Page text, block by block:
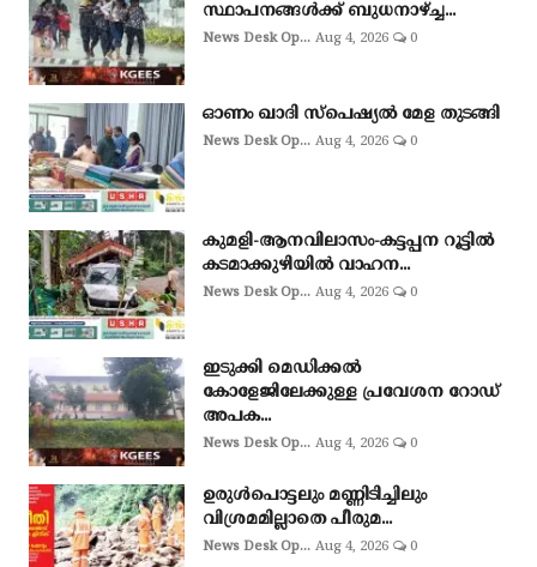
സ്ഥാപനങ്ങൾക്ക് ബുധനാഴ്ച്ച...
News Desk Op... Aug 4, 2026 0
ഓണം ഖാദി സ്‌പെഷ്യല്‍ മേള തുടങ്ങി
News Desk Op... Aug 4, 2026 0
കുമളി-ആനവിലാസം-കട്ടപ്പന റൂട്ടിൽ
കടമാക്കുഴിയിൽ വാഹന...
News Desk Op... Aug 4, 2026 0
ഇടുക്കി മെഡിക്കൽ
കോളേജിലേക്കുള്ള പ്രവേശന റോഡ്
അപക...
News Desk Op... Aug 4, 2026 0
ഉരുള്‍പൊട്ടലും മണ്ണിടിച്ചിലും
വിശ്രമമില്ലാതെ പീരുമ...
News Desk Op... Aug 4, 2026 0